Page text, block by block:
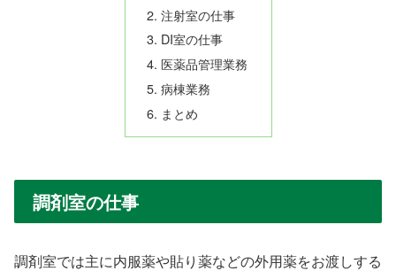
注射室の仕事
DI室の仕事
医薬品管理業務
病棟業務
まとめ
調剤室の仕事
調剤室では主に内服薬や貼り薬などの外用薬をお渡しする